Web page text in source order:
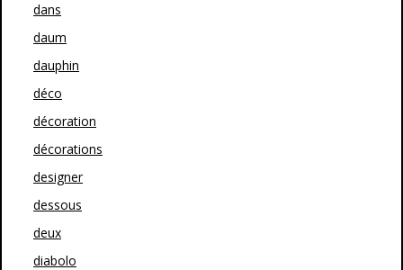
dans
daum
dauphin
déco
décoration
décorations
designer
dessous
deux
diabolo